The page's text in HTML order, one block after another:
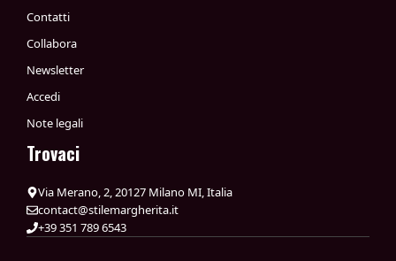
Contatti
Collabora
Newsletter
Accedi
Note legali
Trovaci
Via Merano, 2, 20127 Milano MI, Italia
contact@stilemargherita.it
+39 351 789 6543